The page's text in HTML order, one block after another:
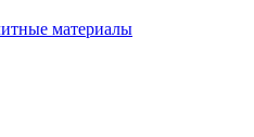
материалы